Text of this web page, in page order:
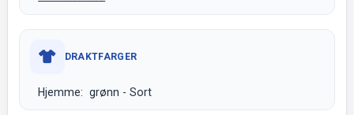
DRAKTFARGER
Hjemme: grønn - Sort